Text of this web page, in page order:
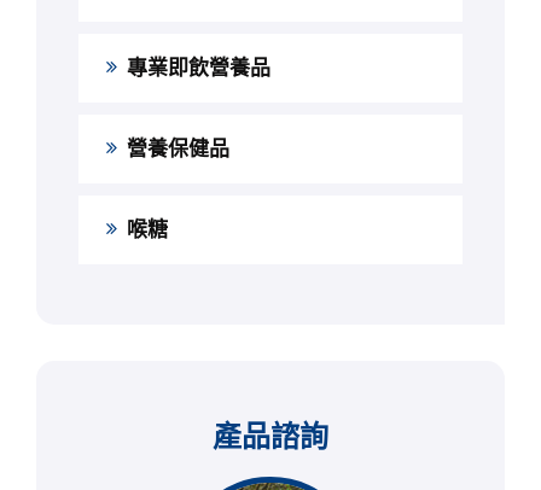
專業即飲營養品
營養保健品
喉糖
產品諮詢